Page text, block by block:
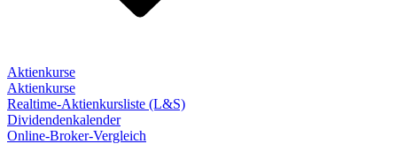
Aktienkurse
Aktienkurse
Realtime-Aktienkursliste (L&S)
Dividendenkalender
Online-Broker-Vergleich